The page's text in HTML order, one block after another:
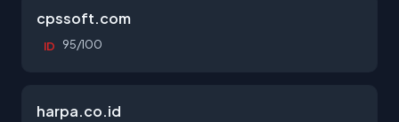
cpssoft.com
ID 95/100
harpa.co.id